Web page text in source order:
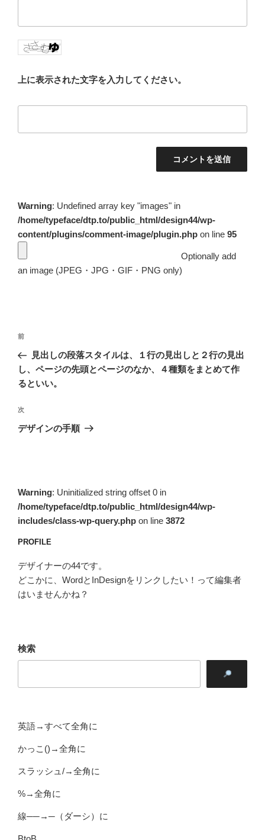
上に表示された文字を入力してください。
Warning: Undefined array key "images" in
/home/typeface/dtp.to/public_html/design44/wp-
content/plugins/comment-image/plugin.php on line 95
Optionally add
an image (JPEG・JPG・GIF・PNG only)
投
ナ
ビ
ー
シ
前
の
投
稿
前
見出しの段落スタイルは、１行の見出しと２行の見出
し、ページの先頭とページのなか、４種類をまとめて作
るといい。
次
の
次
デザインの手順
Warning: Uninitialized string offset 0 in
/home/typeface/dtp.to/public_html/design44/wp-
includes/class-wp-query.php on line 3872
PROFILE
デザイナーの44です。
どこかに、WordとInDesignをリンクしたい！って編集者
はいませんかね？
検索
英語→すべて全角に
かっこ()→全角に
スラッシュ/→全角に
%→全角に
線──→─（ダーシ）に